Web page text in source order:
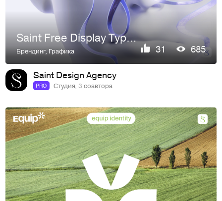
Saint Free Display Typeface | Free font | Typography
Брендинг,Графика 31 685
Saint Design Agency
PRO Студия, 3 соавтора